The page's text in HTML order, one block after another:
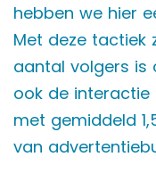
hebben we hier
Met deze tactiek
aantal volgers is
ook de
met gemiddeld
van